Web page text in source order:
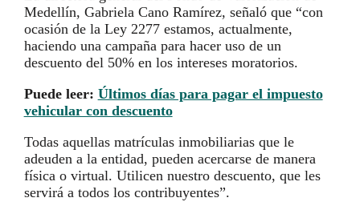
Medellín, Gabriela Cano Ramírez, señaló que “con
ocasión de la Ley 2277 estamos, actualmente,
haciendo una campaña para hacer uso de un
descuento del 50% en los intereses moratorios.
Puede leer: Últimos días para pagar el impuesto
vehicular con descuento
Todas aquellas matrículas inmobiliarias que le
adeuden a la entidad, pueden acercarse de manera
física o virtual. Utilicen nuestro descuento, que les
servirá a todos los contribuyentes”.